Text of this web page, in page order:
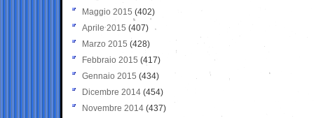
Maggio 2015 (402)
Aprile 2015 (407)
Marzo 2015 (428)
Febbraio 2015 (417)
Gennaio 2015 (434)
Dicembre 2014 (454)
Novembre 2014 (437)